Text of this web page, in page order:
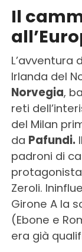
Il
L’avventura
Irlanda del
Norvegia,
reti
del Milan
da Pafundi.
padroni di
Zeroli.
Girone A la
(Ebone e
era già